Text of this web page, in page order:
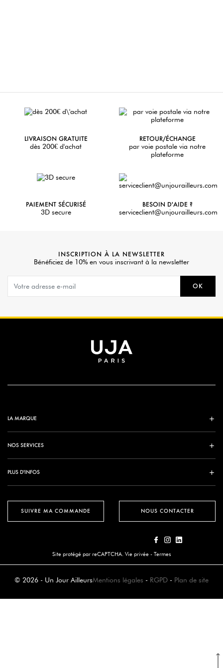
LIVRAISON GRATUITE
dès 200€ d'achat
RETOUR/ÉCHANGE
par voie postale via notre
plateforme
PAIEMENT SÉCURISÉ
3D secure
BESOIN D'AIDE ?
serviceclient@unjourailleurs.com
INSCRIPTION À LA NEWSLETTER
Bénéficiez de 10% en vous inscrivant à la newsletter
OK
SUIVRE MA COMMANDE
LA MARQUE
NOS SERVICES
PLUS D'INFOS
NOUS CONTACTER
Site protégé par reCAPTCHA. Vie privée - Termes
© 2026 - Un Jour AilleursMentions légales - RGPD - Plan de site